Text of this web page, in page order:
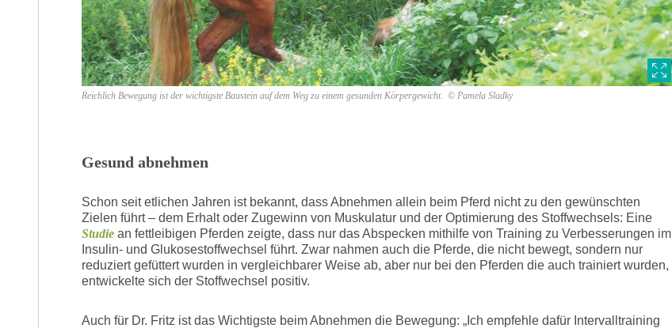
Reichlich Bewegung ist der wichtigste Baustein auf dem Weg zu einem gesunden Körpergewicht. © Pamela Sladky
Gesund abnehmen
Schon seit etlichen Jahren ist bekannt, dass Abnehmen allein beim Pferd nicht zu den gewünschten
Zielen führt – dem Erhalt oder Zugewinn von Muskulatur und der Optimierung des Stoffwechsels: Eine
Studie an fettleibigen Pferden zeigte, dass nur das Abspecken mithilfe von Training zu Verbesserungen im
Insulin- und Glukosestoffwechsel führt. Zwar nahmen auch die Pferde, die nicht bewegt, sondern nur
reduziert gefüttert wurden in vergleichbarer Weise ab, aber nur bei den Pferden die auch trainiert wurden,
entwickelte sich der Stoffwechsel positiv.
Auch für Dr. Fritz ist das Wichtigste beim Abnehmen die Bewegung: „Ich empfehle dafür Intervalltraining